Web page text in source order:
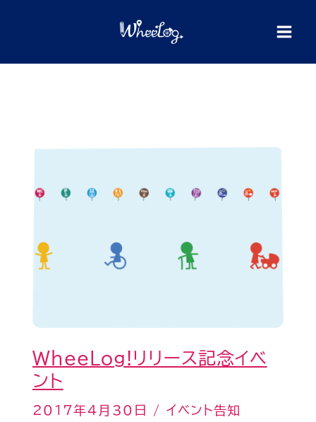
WheeLog!リリース記念イベ
ント
2017年4月30日 /イベント告知
リ
ス
イ
ン
ト